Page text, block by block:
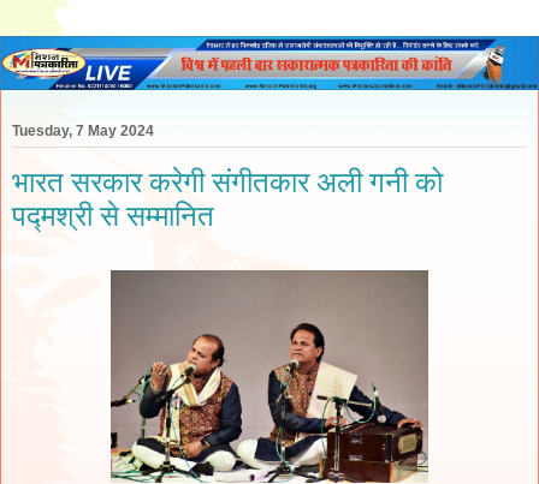
Tuesday, 7 May 2024
भारत सरकार करेगी संगीतकार अली गनी को
पद्मश्री से सम्मानित